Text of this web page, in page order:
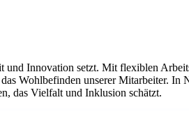
und Innovation setzt. Mit flexiblen
Wohlbefinden unserer Mitarbeiter. In
das Vielfalt und Inklusion schätzt.